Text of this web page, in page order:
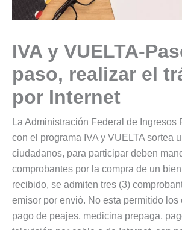
IVA y VUELTA-
paso, realizar el
por Internet
La Administración Federal de Ingresos
con el programa IVA y VUELTA sortea
ciudadanos, para participar deben
comprobantes por la compra de un
recibido, se admiten tres (3)
emisor por envió. No esta permitido los
pago de peajes, medicina prepaga,